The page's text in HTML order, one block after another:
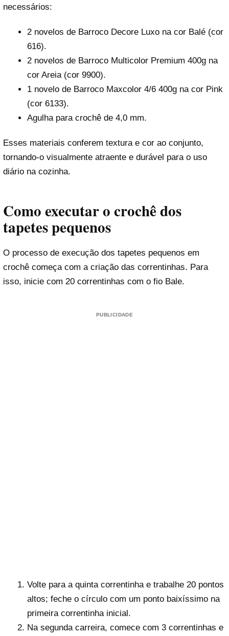
necessários:
2 novelos de Barroco Decore Luxo na cor Balé (cor
616).
2 novelos de Barroco Multicolor Premium 400g na
cor Areia (cor 9900).
1 novelo de Barroco Maxcolor 4/6 400g na cor Pink
(cor 6133).
Agulha para crochê de 4,0 mm.
Esses materiais conferem textura e cor ao conjunto,
tornando-o visualmente atraente e durável para o uso
diário na cozinha.
Como executar o crochê dos
tapetes pequenos
O processo de execução dos tapetes pequenos em
crochê começa com a criação das correntinhas. Para
isso, inicie com 20 correntinhas com o fio Bale.
PUBLICIDADE
Volte para a quinta correntinha e trabalhe 20 pontos
altos; feche o círculo com um ponto baixíssimo na
primeira correntinha inicial.
Na segunda carreira, comece com 3 correntinhas e